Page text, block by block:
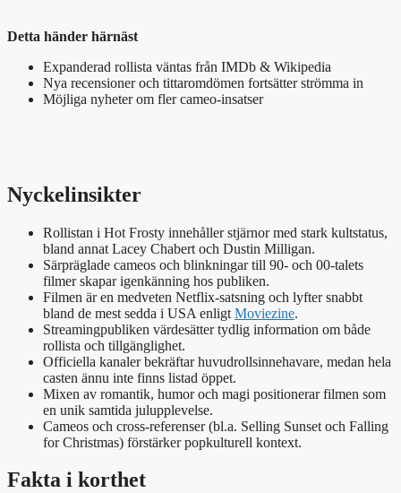
Detta händer härnäst
Expanderad rollista väntas från IMDb & Wikipedia
Nya recensioner och tittaromdömen fortsätter strömma in
Möjliga nyheter om fler cameo-insatser
Nyckelinsikter
Rollistan i Hot Frosty innehåller stjärnor med stark kultstatus,
bland annat Lacey Chabert och Dustin Milligan.
Särpräglade cameos och blinkningar till 90- och 00-talets
filmer skapar igenkänning hos publiken.
Filmen är en medveten Netflix-satsning och lyfter snabbt
bland de mest sedda i USA enligt Moviezine.
Streamingpubliken värdesätter tydlig information om både
rollista och tillgänglighet.
Officiella kanaler bekräftar huvudrollsinnehavare, medan hela
casten ännu inte finns listad öppet.
Mixen av romantik, humor och magi positionerar filmen som
en unik samtida julupplevelse.
Cameos och cross-referenser (bl.a. Selling Sunset och Falling
for Christmas) förstärker popkulturell kontext.
Fakta i korthet